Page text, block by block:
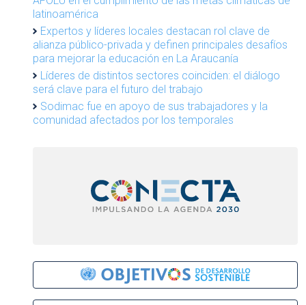
latinoamérica
Expertos y líderes locales destacan rol clave de
alianza público-privada y definen principales desafíos
para mejorar la educación en La Araucanía
Líderes de distintos sectores coinciden: el diálogo
será clave para el futuro del trabajo
Sodimac fue en apoyo de sus trabajadores y la
comunidad afectados por los temporales